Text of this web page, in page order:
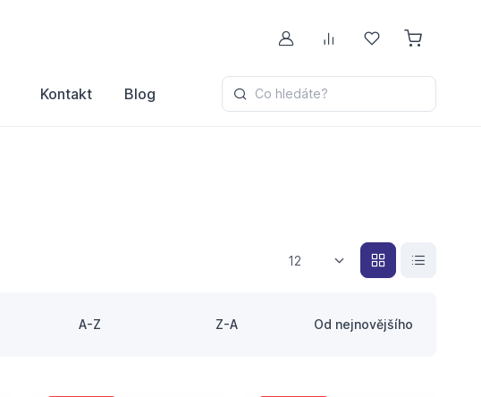
Můj účetPorovnávání
Oblíbené
Kontakt Blog Co hledáte?
12
A-Z Z-A Od nejnovějšího